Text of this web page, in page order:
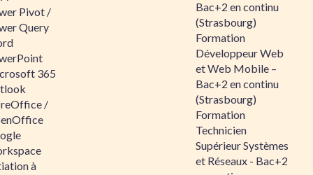
Pivot /
Query
365
/
à
Bac+2 en continu
(Strasbourg)
Formation
Développeur Web
et Web Mobile –
Bac+2 en continu
(Strasbourg)
Formation
Technicien
Supérieur Systèmes
et Réseaux - Bac+2